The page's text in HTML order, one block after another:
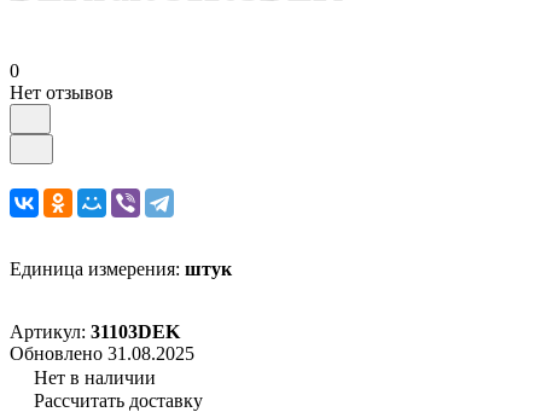
0
Нет отзывов
Единица измерения: штук
Артикул: 31103DEK
Обновлено 31.08.2025
Нет в наличии
Рассчитать доставку